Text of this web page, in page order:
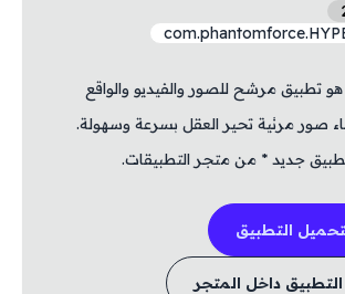
Hyperspektiv هو تطبيق مرشح للصور والفيديو والواقع
صور مرئية تحير العقل بسرعة وسهولة.
جديد * من متجر التطبيقات.
التطبيق
داخل المتجر